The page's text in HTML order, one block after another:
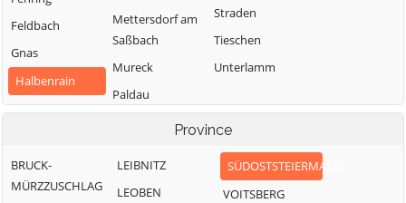
Feldbach
Gnas
Halbenrain
Mettersdorf am
Saßbach
Mureck
Paldau
Pirching am
Straden
Tieschen
Unterlamm
Province
BRUCK-
MÜRZZUSCHLAG
LEIBNITZ
LEOBEN
SÜDOSTSTEIERMARK
VOITSBERG